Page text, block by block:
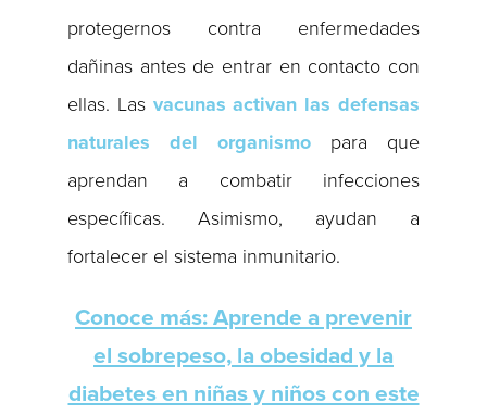
protegernos contra enfermedades
dañinas antes de entrar en contacto con
ellas. Las vacunas activan las defensas
naturales del organismo para que
aprendan a combatir infecciones
específicas. Asimismo, ayudan a
fortalecer el sistema inmunitario.
Conoce más: Aprende a prevenir
el sobrepeso, la obesidad y la
diabetes en niñas y niños con este